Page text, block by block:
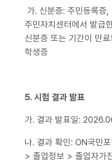
가. 신분증: 주민등록증,
주민자치센터에서 발급
신분증 또는 기간이 만
학생증
5. 시험 결과 발표
가. 결과 발표일:
나. 결과 확인: ON국민
> 졸업정보 > 졸업자가